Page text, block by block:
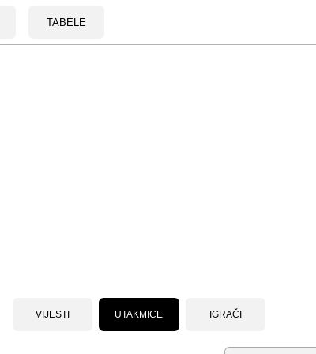
TABELE
VIJESTI UTAKMICE IGRAČI